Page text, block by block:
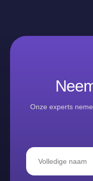
Onze experts